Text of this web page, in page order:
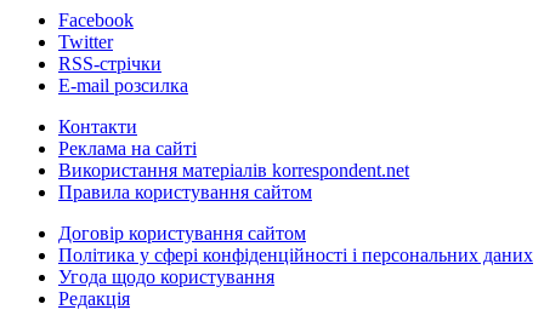
Facebook
Twitter
RSS-стрічки
E-mail розсилка
Контакти
Реклама на сайті
Використання матеріалів korrespondent.net
Правила користування сайтом
Договір користування сайтом
Політика у сфері конфіденційності і персональних даних
Угода щодо користування
Редакція